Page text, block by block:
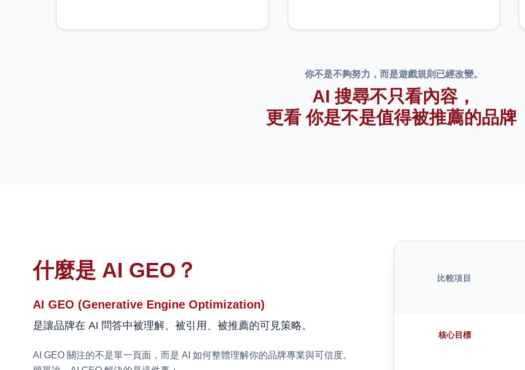
你不是不夠努力，而是遊戲規則已經改變。
AI 搜尋不只看內容，
更看 你是不是值得被推薦的品牌
什麼是 AI GEO？
AI GEO (Generative Engine Optimization)
是讓品牌在 AI 問答中被理解、被引用、被推薦的可見策略。
AI GEO 關注的不是單一頁面，而是 AI 如何整體理解你的品牌專業與可信度。
比較項目
核心目標